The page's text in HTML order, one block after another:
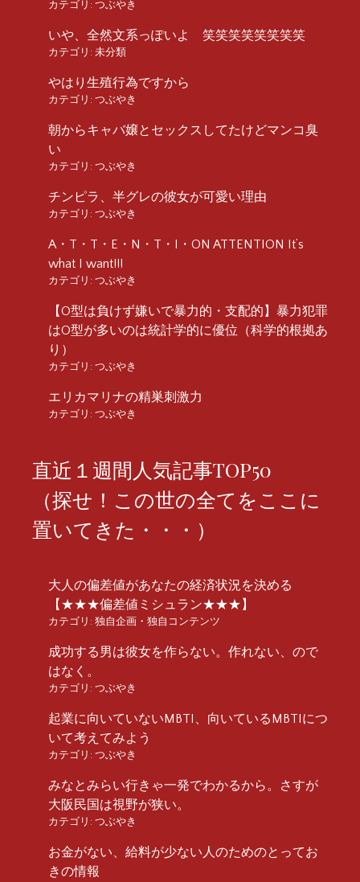
カテゴリ: つぶやき
いや、全然文系っぽいよ 笑笑笑笑笑笑笑笑
カテゴリ: 未分類
やはり生殖行為ですから
カテゴリ: つぶやき
朝からキャバ嬢とセックスしてたけどマンコ臭
い
カテゴリ: つぶやき
チンピラ、半グレの彼女が可愛い理由
カテゴリ: つぶやき
A・T・T・E・N・T・I・ON ATTENTION It’s
what I want!!!
カテゴリ: つぶやき
【O型は負けず嫌いで暴力的・支配的】暴力犯罪
はO型が多いのは統計学的に優位（科学的根拠あ
り）
カテゴリ: つぶやき
エリカマリナの精巣刺激力
カテゴリ: つぶやき
直近１週間人気記事TOP50
（探せ！この世の全てをここに
置いてきた・・・）
大人の偏差値があなたの経済状況を決める
【★★★偏差値ミシュラン★★★】
カテゴリ: 独自企画・独自コンテンツ
成功する男は彼女を作らない。作れない、ので
はなく。
カテゴリ: つぶやき
起業に向いていないMBTI、向いているMBTIにつ
いて考えてみよう
カテゴリ: つぶやき
みなとみらい行きゃ一発でわかるから。さすが
大阪民国は視野が狭い。
カテゴリ: つぶやき
お金がない、給料が少ない人のためのとってお
きの情報